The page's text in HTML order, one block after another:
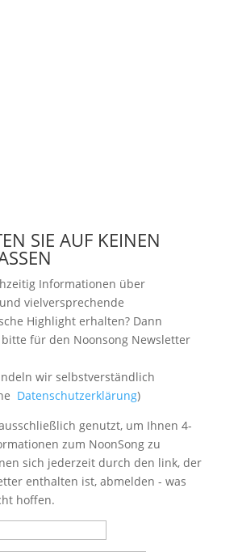
SIE AUF KEINEN
Informationen über
vielversprechende
Highlight erhalten? Dann
bitte für den Noonsong Newsletter
wir selbstverständlich
Datenschutzerklärung)
genutzt, um Ihnen 4-
zum NoonSong zu
sich jederzeit durch den link, der
enthalten ist, abmelden - was
hoffen.